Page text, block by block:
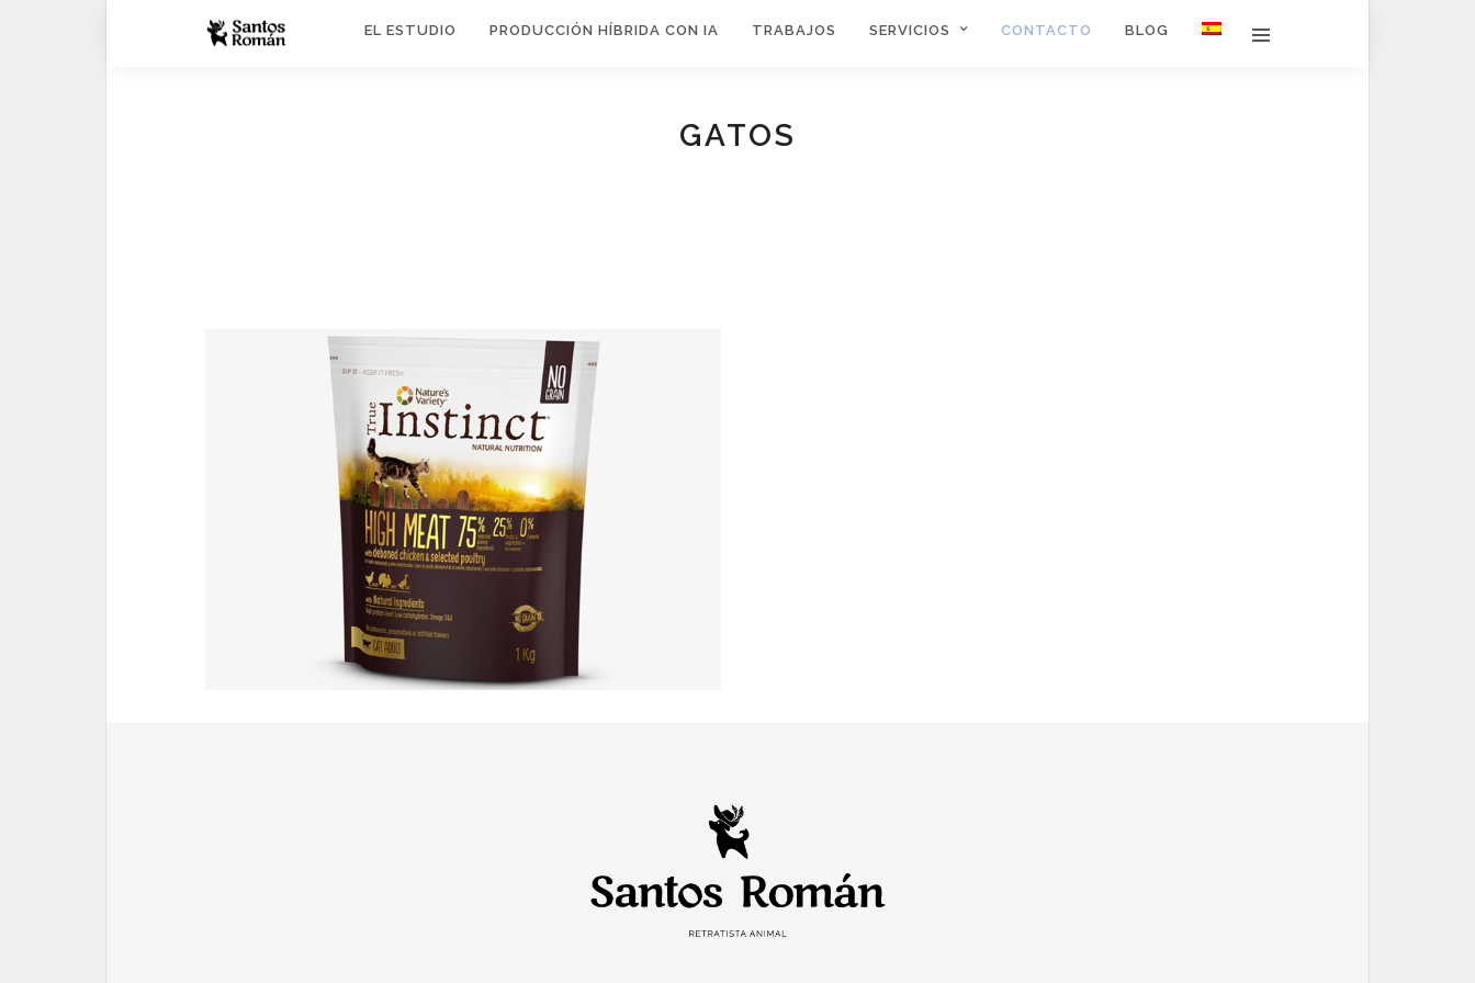
EL ESTUDIO PRODUCCIÓN HÍBRIDA CON IA TRABAJOS SERVICIOS CONTACTO BLOG
GATOS